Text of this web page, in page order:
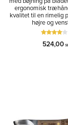
ergonomisk
kvalitet til en rimelig
højre og
524,00